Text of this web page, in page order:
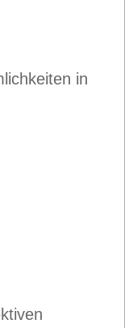
in